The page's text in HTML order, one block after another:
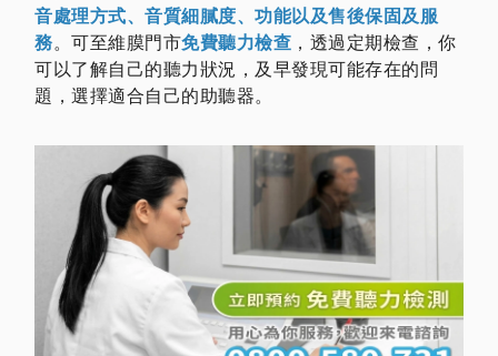
音處理方式、音質細膩度、功能以及售後保固及服
務。可至維膜門市免費聽力檢查 ，透過定期檢查，你
可以了解自己的聽力狀況，及早發現可能存在的問
題，選擇適合自己的助聽器。